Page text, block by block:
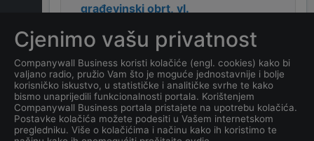
građevinski obrt, vl.
Domovinske zahvalnosti 16?
Koji je datum osnivanja
tvrtkeKALEB, građevinski
obrt, vl. Tomislav Kaleb,
Golubić, Domovinske
Cjenimo vašu privatnost
Companywall Business koristi kolačiće (engl. cookies) kako bi
valjano radio, pružio Vam što je moguće jednostavnije i bolje
korisničko iskustvo, u statističke i analitičke svrhe te kako
bismo unaprijedili funkcionalnosti portala. Korištenjem
Companywall Business portala pristajete na upotrebu kolačića.
Postavke kolačića možete podesiti u Vašem internetskom
pregledniku. Više o kolačićima i načinu kako ih koristimo te